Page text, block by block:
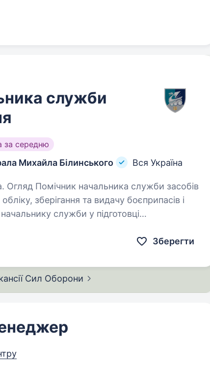
служби
за середню
Михайла Білинського Вся Україна
зберігання та видачу боєприпасів і
служби у підготовці
Зберегти
Сил Оборони